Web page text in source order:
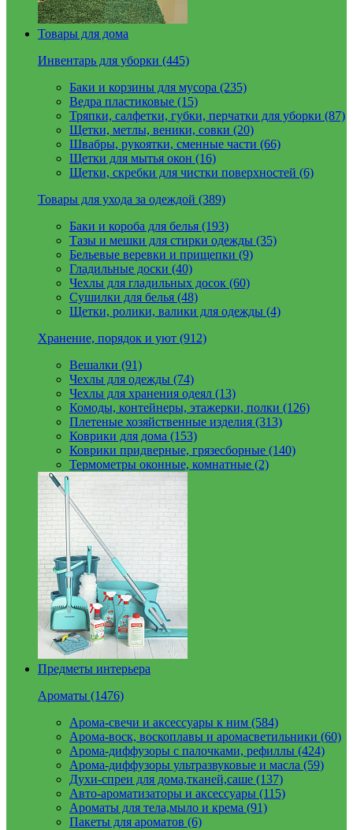
Товары для дома
Инвентарь для уборки (445)
Баки и корзины для мусора (235)
Ведра пластиковые (15)
Тряпки, салфетки, губки, перчатки для уборки (87)
Щетки, метлы, веники, совки (20)
Швабры, рукоятки, сменные части (66)
Щетки для мытья окон (16)
Щетки, скребки для чистки поверхностей (6)
Товары для ухода за одеждой (389)
Баки и короба для белья (193)
Тазы и мешки для стирки одежды (35)
Бельевые веревки и прищепки (9)
Гладильные доски (40)
Чехлы для гладильных досок (60)
Сушилки для белья (48)
Щетки, ролики, валики для одежды (4)
Хранение, порядок и уют (912)
Вешалки (91)
Чехлы для одежды (74)
Чехлы для хранения одеял (13)
Комоды, контейнеры, этажерки, полки (126)
Плетеные хозяйственные изделия (313)
Коврики для дома (153)
Коврики придверные, грязесборные (140)
Термометры оконные, комнатные (2)
Предметы интерьера
Ароматы (1476)
Арома-свечи и аксессуары к ним (584)
Арома-воск, воскоплавы и аромасветильники (60)
Арома-диффузоры с палочками, рефиллы (424)
Арома-диффузоры ультразвуковые и масла (59)
Духи-спреи для дома,тканей,саше (137)
Авто-ароматизаторы и аксессуары (115)
Ароматы для тела,мыло и крема (91)
Пакеты для ароматов (6)